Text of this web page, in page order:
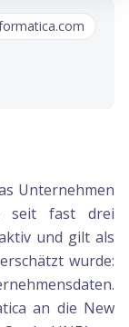
Unternehmen
seit fast drei
und gilt als
wurde:
an die New